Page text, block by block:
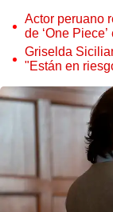
Actor peruano
de ‘One
Griselda
"Están en